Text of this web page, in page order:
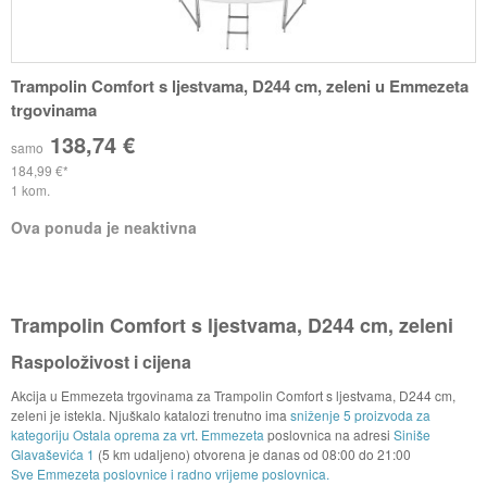
Trampolin Comfort s ljestvama, D244 cm, zeleni u Emmezeta
trgovinama
samo 138,74 €
184,99 €
1 kom.
Ova ponuda je neaktivna
Trampolin Comfort s ljestvama, D244 cm, zeleni
Raspoloživost i cijena
Akcija u Emmezeta trgovinama za Trampolin Comfort s ljestvama, D244 cm,
zeleni je istekla. Njuškalo katalozi trenutno ima sniženje 5 proizvoda za
kategoriju Ostala oprema za vrt. Emmezeta poslovnica na adresi Siniše
Glavaševića 1 (5 km udaljeno) otvorena je danas od 08:00 do 21:00
Sve Emmezeta poslovnice i radno vrijeme poslovnica.